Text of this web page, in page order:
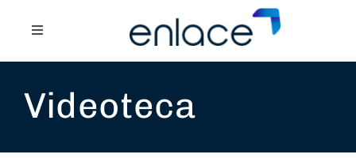
Toggle
Videoteca